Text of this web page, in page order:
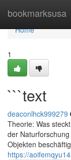
bookmarksusa
Home
Home
1
```text
deaconlhck999279
Theorie: Was
der
Objekten
https://